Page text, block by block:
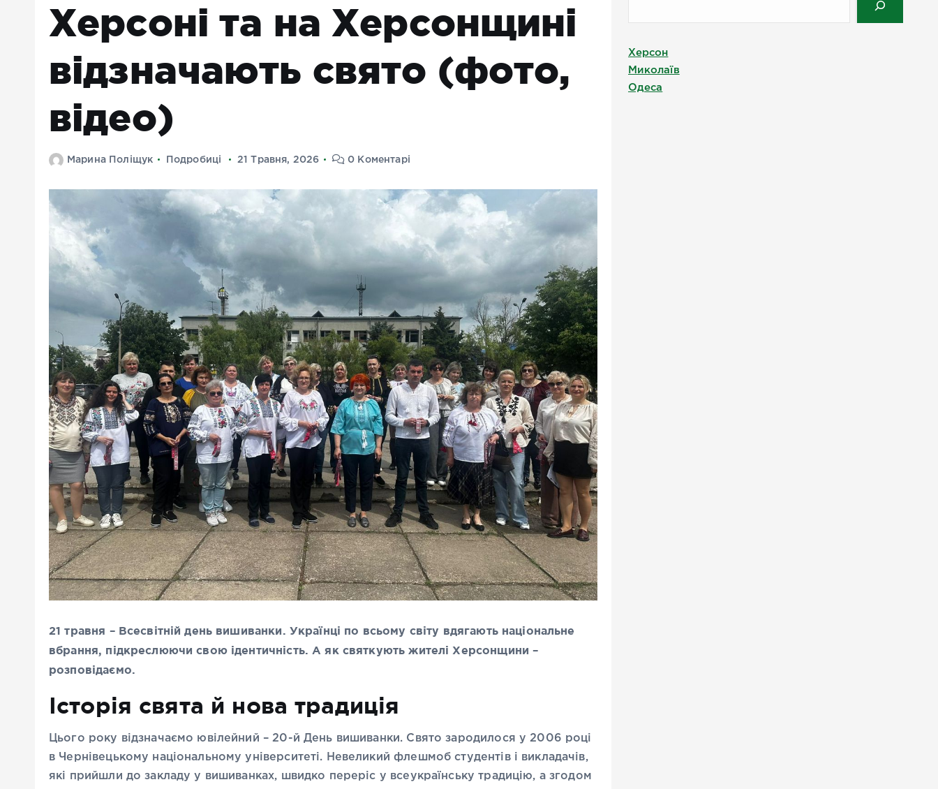
Херсоні та на Херсонщині
відзначають свято (фото,
відео)
Марина Поліщук Подробиці 21 Травня, 2026 0 Коментарі
21 травня – Всесвітній день вишиванки. Українці по всьому світу вдягають національне
вбрання, підкреслюючи свою ідентичність. А як святкують жителі Херсонщини –
розповідаємо.
Історія свята й нова традиція
Цього року відзначаємо ювілейний – 20-й День вишиванки. Свято зародилося у 2006 році
в Чернівецькому національному університеті. Невеликий флешмоб студентів і викладачів,
які прийшли до закладу у вишиванках, швидко переріс у всеукраїнську традицію, а згодом
Херсон
Миколаїв
Одеса